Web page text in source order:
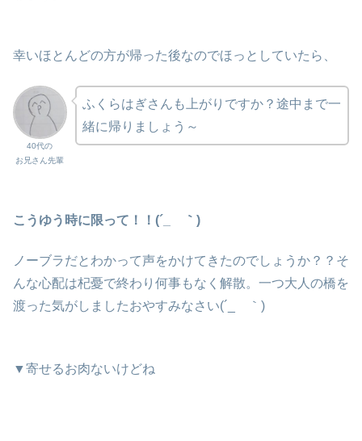
幸いほとんどの方が帰った後なのでほっとしていたら、
40代の
お兄さん先輩
ふくらはぎさんも上がりですか？途中まで一
緒に帰りましょう～
こうゆう時に限って！！(´_ゝ｀)
ノーブラだとわかって声をかけてきたのでしょうか？？そ
んな心配は杞憂で終わり何事もなく解散。一つ大人の橋を
渡った気がしましたおやすみなさい(´_ゝ｀)
▼寄せるお肉ないけどね